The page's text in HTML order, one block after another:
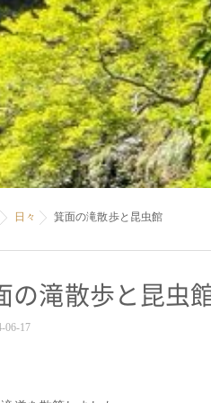
日々 箕面の滝散歩と昆虫館
の滝散歩と昆虫
06-17